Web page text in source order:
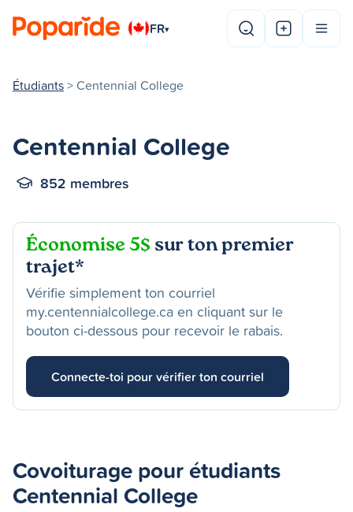
FR▾
Étudiants> Centennial College
Centennial College
852 membres
Économise 5$ sur ton premier
trajet*
Vérifie simplement ton courriel
my.centennialcollege.ca en cliquant sur le
bouton ci-dessous pour recevoir le rabais.
Connecte-toi pour vérifier ton courriel
Covoiturage pour étudiants
Centennial College